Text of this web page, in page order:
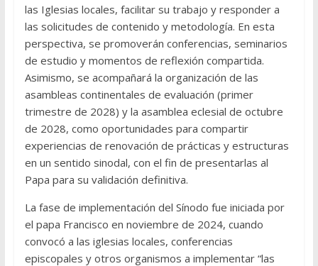
las Iglesias locales, facilitar su trabajo y responder a
las solicitudes de contenido y metodología. En esta
perspectiva, se promoverán conferencias, seminarios
de estudio y momentos de reflexión compartida.
Asimismo, se acompañará la organización de las
asambleas continentales de evaluación (primer
trimestre de 2028) y la asamblea eclesial de octubre
de 2028, como oportunidades para compartir
experiencias de renovación de prácticas y estructuras
en un sentido sinodal, con el fin de presentarlas al
Papa para su validación definitiva.
La fase de implementación del Sínodo fue iniciada por
el papa Francisco en noviembre de 2024, cuando
convocó a las iglesias locales, conferencias
episcopales y otros organismos a implementar “las